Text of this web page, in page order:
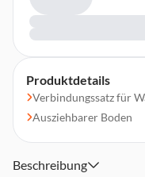
Produktdetails
Verbindungssatz für
Ausziehbarer Boden
Beschreibung